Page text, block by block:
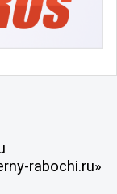
rabochi.ru»